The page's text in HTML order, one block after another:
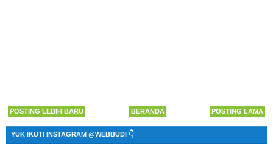
POSTING LEBIH BARU POSTING LAMA
BERANDA
YUK IKUTI INSTAGRAM @WEBBUDI 👇